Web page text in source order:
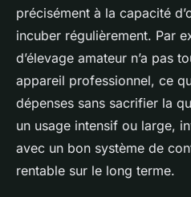
précisément à la capacité
incuber régulièrement. Par
d’élevage amateur n’a pas
appareil professionnel, ce
dépenses sans sacrifier la
un usage intensif ou large,
avec un bon système de
rentable sur le long terme.